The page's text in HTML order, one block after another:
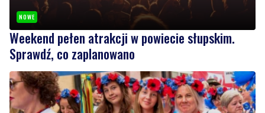
NOWE
Weekend pełen atrakcji w powiecie słupskim.
Sprawdź, co zaplanowano